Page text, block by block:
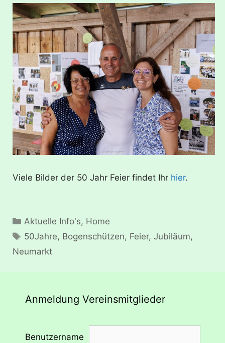
Viele Bilder der 50 Jahr Feier findet Ihr hier.
Kategorien
Aktuelle Info's, Home
Schlagwörter
50Jahre, Bogenschützen, Feier,Jubiläum,
Neumarkt
Anmeldung Vereinsmitglieder
Benutzername